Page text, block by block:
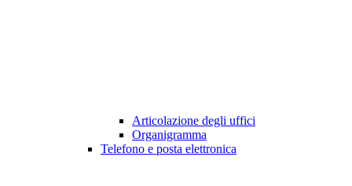
Articolazione degli uffici
Organigramma
Telefono e posta elettronica